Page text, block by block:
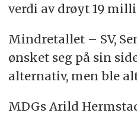
verdi av drøyt 19
Mindretallet – SV,
ønsket seg på sin
alternativ, men ble
MDGs Arild